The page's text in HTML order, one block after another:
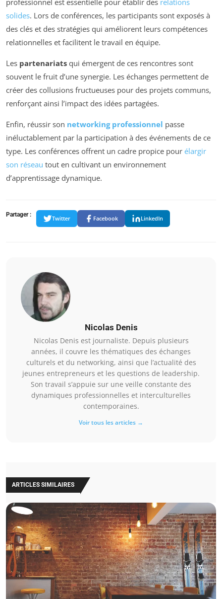
solides. Lors de conférences, les participants sont exposés à
des clés et des stratégies qui améliorent leurs compétences
relationnelles et facilitent le travail en équipe.
Les partenariats qui émergent de ces rencontres sont
souvent le fruit d’une synergie. Les échanges permettent de
créer des collusions fructueuses pour des projets communs,
renforçant ainsi l’impact des idées partagées.
Enfin, réussir son networking professionnel passe
inéluctablement par la participation à des événements de ce
type. Les conférences offrent un cadre propice pour élargir
son réseau tout en cultivant un environnement
d’apprentissage dynamique.
Partager :
Twitter Facebook LinkedIn
Nicolas Denis
Nicolas Denis est journaliste. Depuis plusieurs
années, il couvre les thématiques des échanges
culturels et du networking, ainsi que l’actualité des
jeunes entrepreneurs et les questions de leadership.
Son travail s’appuie sur une veille constante des
dynamiques professionnelles et interculturelles
contemporaines.
Voir tous les articles →
ARTICLES SIMILAIRES